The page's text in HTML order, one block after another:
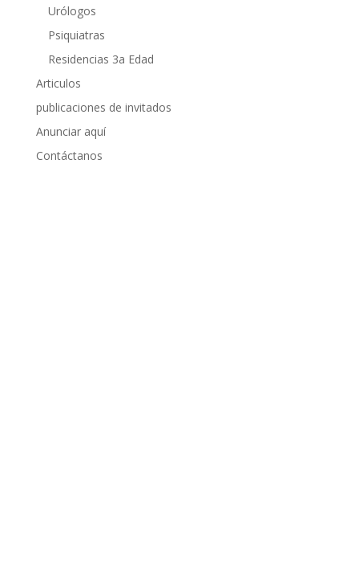
Urólogos
Psiquiatras
Residencias 3a Edad
Articulos
publicaciones de invitados
Anunciar aquí
Contáctanos